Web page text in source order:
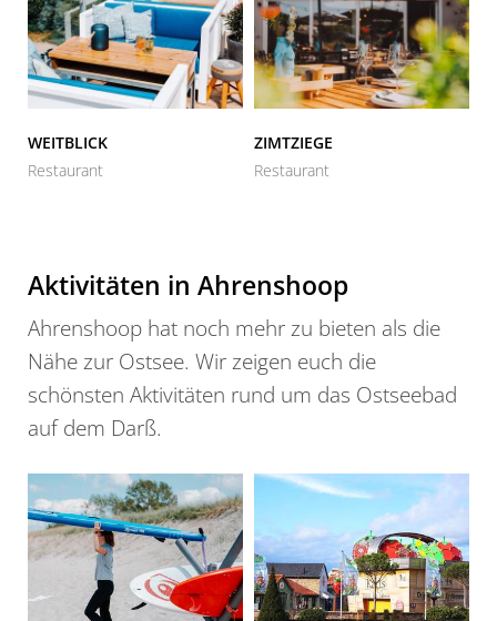
WEITBLICK
Restaurant
ZIMTZIEGE
Restaurant
Aktivitäten in Ahrenshoop
Ahrenshoop hat noch mehr zu bieten als die
Nähe zur Ostsee. Wir zeigen euch die
schönsten Aktivitäten rund um das Ostseebad
auf dem Darß.